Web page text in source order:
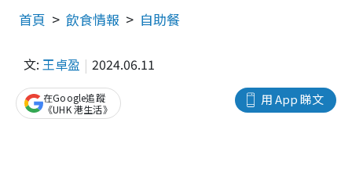
首頁 飲食情報 自助餐
文: 王卓盈 2024.06.11
用 App 睇文
在Google追蹤
《UHK 港生活》